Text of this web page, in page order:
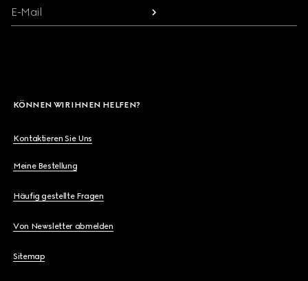
E-Mail
KÖNNEN WIR IHNEN HELFEN?
Kontaktieren Sie Uns
Meine Bestellung
Häufig gestellte Fragen
Von Newsletter abmelden
Sitemap